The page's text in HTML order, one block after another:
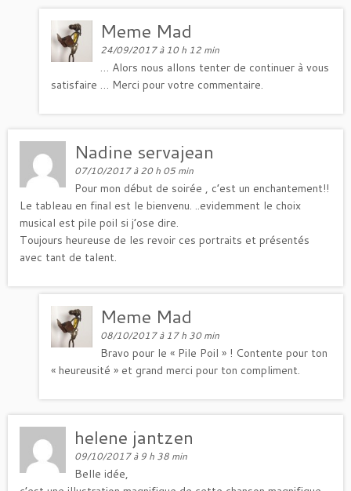
Meme Mad
24/09/2017 à 10 h 12 min
… Alors nous allons tenter de continuer à vous
satisfaire … Merci pour votre commentaire.
Nadine servajean
07/10/2017 à 20 h 05 min
Pour mon début de soirée , c’est un enchantement!!
Le tableau en final est le bienvenu. ..evidemment le choix
musical est pile poil si j’ose dire.
Toujours heureuse de les revoir ces portraits et présentés
avec tant de talent.
Meme Mad
08/10/2017 à 17 h 30 min
Bravo pour le « Pile Poil » ! Contente pour ton
« heureusité » et grand merci pour ton compliment.
helene jantzen
09/10/2017 à 9 h 38 min
Belle idée,